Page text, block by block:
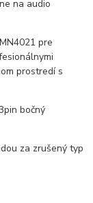
na audio
pre
prostredí s
bočný
za zrušený typ